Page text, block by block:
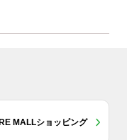
MALLショッピング